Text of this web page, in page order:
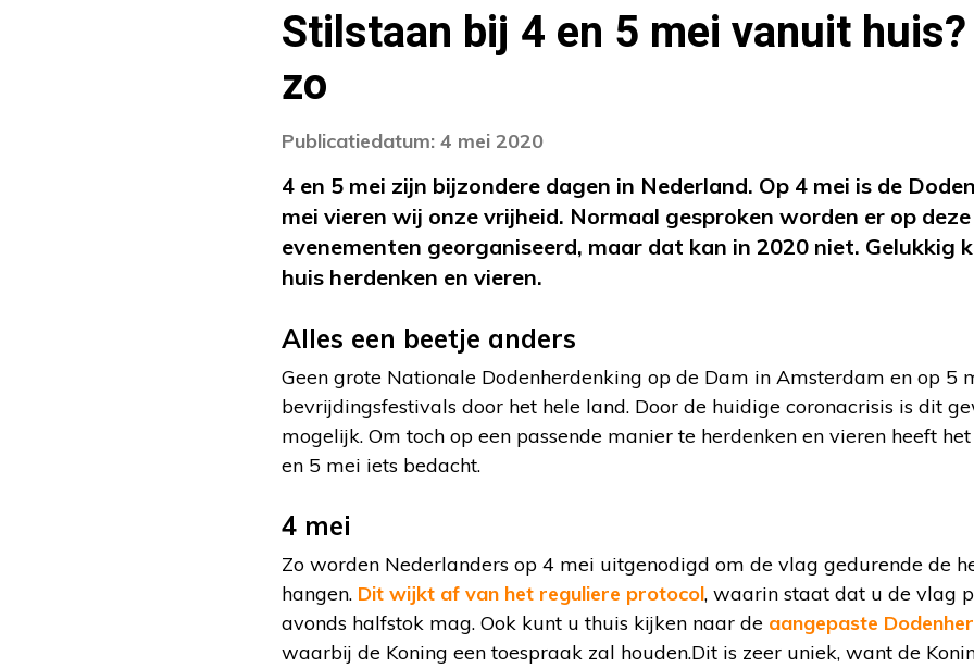
Stilstaan bij 4 en 5 mei vanuit
zo
Publicatiedatum: 4 mei 2020
4 en 5 mei zijn bijzondere dagen in Nederland. Op 4 mei is de
mei vieren wij onze vrijheid. Normaal gesproken worden er op
evenementen georganiseerd, maar dat kan in 2020 niet. Gelukkig
huis herdenken en vieren.
Alles een beetje anders
Geen grote Nationale Dodenherdenking op de Dam in Amsterdam en op 5
bevrijdingsfestivals door het hele land. Door de huidige coronacrisis is dit
mogelijk. Om toch op een passende manier te herdenken en vieren heeft
en 5 mei iets bedacht.
4 mei
Zo worden Nederlanders op 4 mei uitgenodigd om de vlag gedurende de
hangen. Dit wijkt af van het reguliere protocol, waarin staat dat u de vlag
avonds halfstok mag. Ook kunt u thuis kijken naar de aangepaste
waarbij de Koning een toespraak zal houden.Dit is zeer uniek, want de